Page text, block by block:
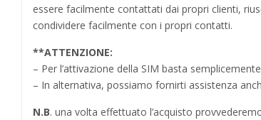
essere facilmente contattati dai propri clienti,
condividere facilmente con i propri contatti.
**ATTENZIONE:
– Per l’attivazione della SIM basta
– In alternativa, possiamo fornirti assistenza
N.B. una volta effettuato l’acquisto